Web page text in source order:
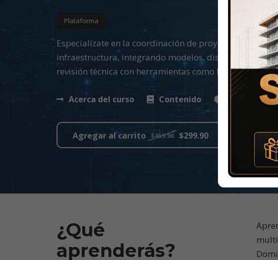
Plataforma
Especialízate en la coordinación de proyectos BIM de
infraestructura, integrando modelos, disciplinas,
revisión técnica con herramientas como Navisworks y
Acerca del curso Contenido Certificación
Agregar al carrito $459.90 $299.90
¿Qué
aprenderás?